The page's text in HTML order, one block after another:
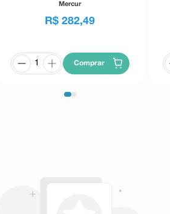
Mercur
R$ 282,49
Comprar